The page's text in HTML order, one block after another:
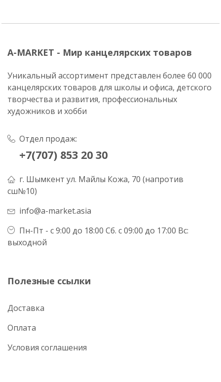
A-MARKET - Мир канцелярских товаров
Уникальный ассортимент представлен более 60 000
канцелярских товаров для школы и офиса, детского
творчества и развития, профессиональных
художников и хобби
Отдел продаж:
+7(707) 853 20 30
г. Шымкент ул. Майлы Кожа, 70 (напротив
сш№10)
info@a-market.asia
Пн-Пт - с 9:00 до 18:00 Сб. с 09:00 до 17:00 Вс:
выходной
Полезные ссылки
Доставка
Оплата
Условия соглашения